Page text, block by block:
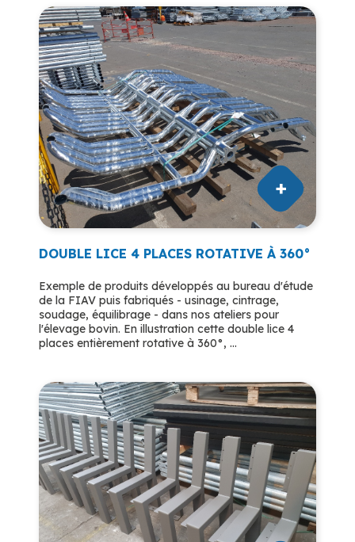
DOUBLE LICE 4 PLACES ROTATIVE À 360°
Exemple de produits développés au bureau d'étude
de la FIAV puis fabriqués - usinage, cintrage,
soudage, équilibrage - dans nos ateliers pour
l'élevage bovin. En illustration cette double lice 4
places entièrement rotative à 360°, ...